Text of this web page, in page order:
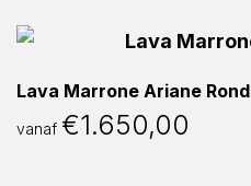
Lava Marrone Ariane Rond
vanaf €1.650,00